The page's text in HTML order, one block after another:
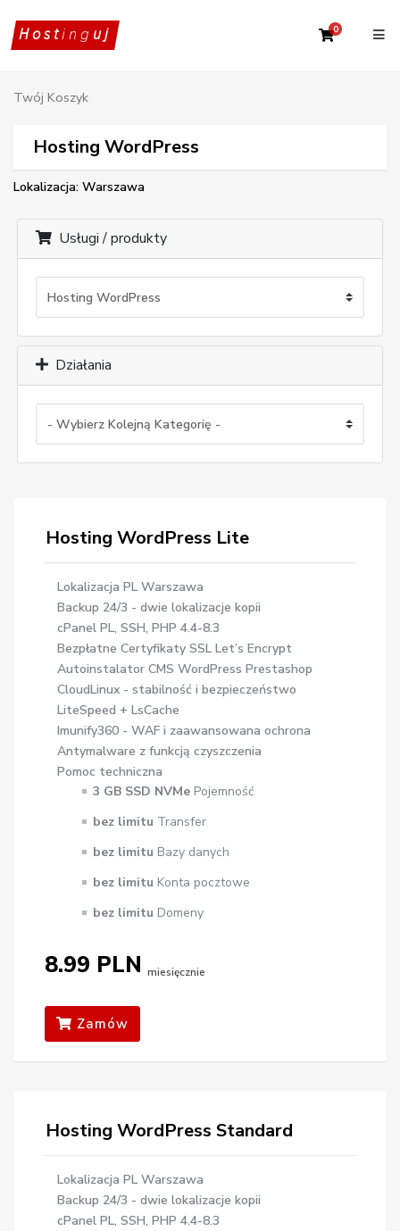
Hosting uj 0Twój
Twój Koszyk
Hosting WordPress
Lokalizacja: Warszawa
Usługi / produkty
Działania
Hosting WordPress Lite
Lokalizacja PL Warszawa
Backup 24/3 - dwie lokalizacje kopii
cPanel PL, SSH, PHP 4.4-8.3
Bezpłatne Certyfikaty SSL Let’s Encrypt
Autoinstalator CMS WordPress Prestashop
CloudLinux - stabilność i bezpieczeństwo
LiteSpeed + LsCache
Imunify360 - WAF i zaawansowana ochrona
Antymalware z funkcją czyszczenia
Pomoc techniczna
3 GB SSD NVMe Pojemność
bez limitu Transfer
bez limitu Bazy danych
bez limitu Konta pocztowe
bez limitu Domeny
8.99 PLN miesięcznie
Zamów
Hosting WordPress Standard
Lokalizacja PL Warszawa
Backup 24/3 - dwie lokalizacje kopii
cPanel PL, SSH, PHP 4.4-8.3